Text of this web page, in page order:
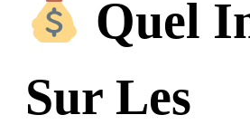
Quel
Sur Les